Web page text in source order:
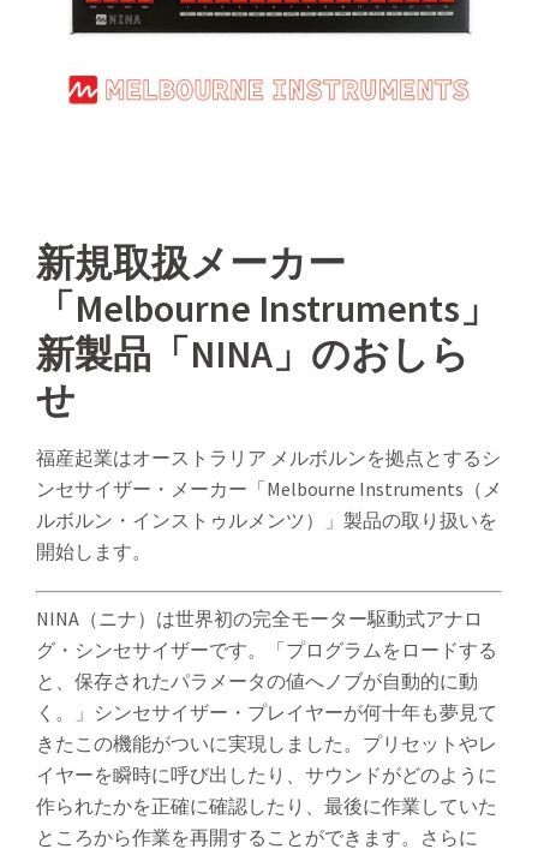
新規取扱メーカー
「Melbourne Instruments」
新製品「NINA」のおしら
せ
福産起業はオーストラリア メルボルンを拠点とするシ
ンセサイザー・メーカー「Melbourne Instruments（メ
ルボルン・インストゥルメンツ）」製品の取り扱いを
開始します。
NINA（ニナ）は世界初の完全モーター駆動式アナロ
グ・シンセサイザーです。「プログラムをロードする
と、保存されたパラメータの値へノブが自動的に動
く。」シンセサイザー・プレイヤーが何十年も夢見て
きたこの機能がついに実現しました。プリセットやレ
イヤーを瞬時に呼び出したり、サウンドがどのように
作られたかを正確に確認したり、最後に作業していた
ところから作業を再開することができます。さらに